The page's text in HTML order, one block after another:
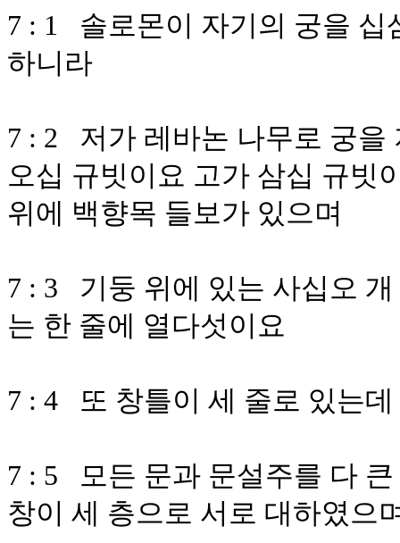
7 : 1 솔로몬이 자기의 궁을 십
하니라
7 : 2 저가 레바논 나무로 궁을
오십 규빗이요 고가 삼십 규빗
위에 백향목 들보가 있으며
7 : 3 기둥 위에 있는 사십오
는 한 줄에 열다섯이요
7 : 4 또 창틀이 세 줄로 있는
7 : 5 모든 문과 문설주를 다
창이 세 층으로 서로 대하였으